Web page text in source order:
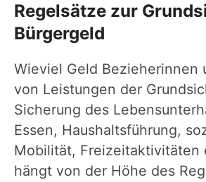
Regelsätze zur
Bürgergeld
Wieviel Geld Bezieherinnen
von Leistungen der
Sicherung des
Essen, Haushaltsführung,
Mobilität, Freizeitaktivitäten
hängt von der Höhe des